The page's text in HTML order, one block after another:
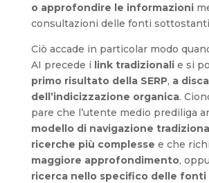
o approfondire le informazioni
consultazioni delle fonti
Ciò accade in particolar modo
AI precede i link tradizionalie si
primo risultato della SERP, a
dell’indicizzazione organica.
pare che l’utente medio prediliga
modello di navigazione
ricerche più complesse e che
maggiore approfondimento,
ricerca nello specifico delle